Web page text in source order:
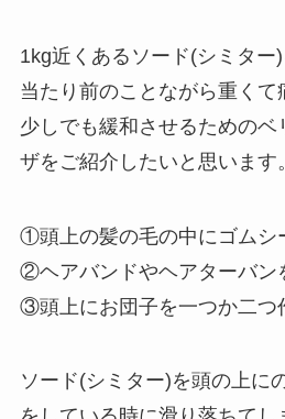
1kg近くあるソード(シミター)
当たり前のことながら重く
少しでも緩和させるためのベ
ザをご紹介したいと思います。
①頭上の髪の毛の中にゴムシ
②ヘアバンドやヘアターバン
③頭上にお団子を一つか二つ
ソード(シミター)を頭の上に